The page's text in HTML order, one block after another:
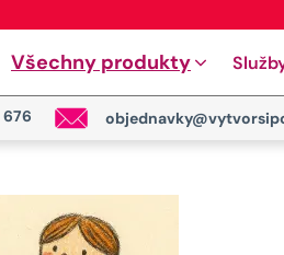
Všechny produkty
676